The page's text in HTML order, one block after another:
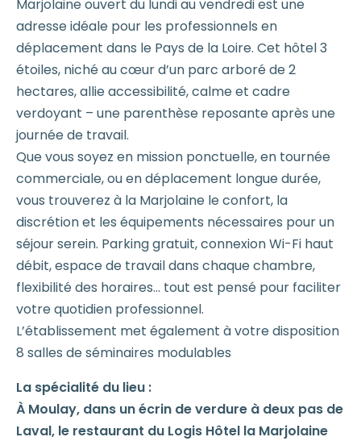
Marjolaine ouvert du lundi au vendredi est une
adresse idéale pour les professionnels en
déplacement dans le Pays de la Loire. Cet hôtel 3
étoiles, niché au cœur d’un parc arboré de 2
hectares, allie accessibilité, calme et cadre
verdoyant – une parenthèse reposante après une
journée de travail.
Que vous soyez en mission ponctuelle, en tournée
commerciale, ou en déplacement longue durée,
vous trouverez à la Marjolaine le confort, la
discrétion et les équipements nécessaires pour un
séjour serein. Parking gratuit, connexion Wi-Fi haut
débit, espace de travail dans chaque chambre,
flexibilité des horaires… tout est pensé pour faciliter
votre quotidien professionnel.
L’établissement met également à votre disposition
8 salles de séminaires modulables
La spécialité du lieu :
À Moulay, dans un écrin de verdure à deux pas de
Laval, le restaurant du Logis Hôtel la Marjolaine